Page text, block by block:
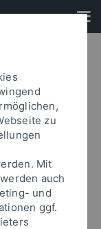
an um sich
zu
Mit
auch
und
ggf.